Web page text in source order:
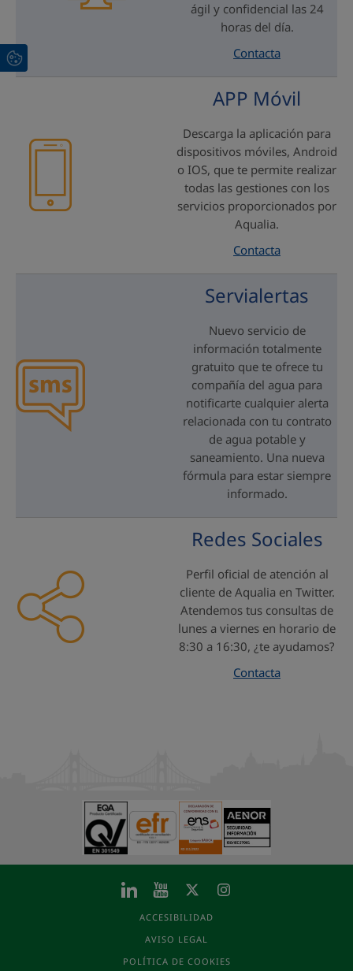
ágil y confidencial las 24
horas del día.
Contacta
APP Móvil
Descarga la aplicación para
dispositivos móviles, Android
o IOS, que te permite realizar
todas las gestiones con los
servicios proporcionados por
Aqualia.
Contacta
Servialertas
Nuevo servicio de
información totalmente
gratuito que te ofrece tu
compañía del agua para
notificarte cualquier alerta
relacionada con tu contrato
de agua potable y
saneamiento. Una nueva
fórmula para estar siempre
informado.
Redes Sociales
Perfil oficial de atención al
cliente de Aqualia en Twitter.
Atendemos tus consultas de
lunes a viernes en horario de
8:30 a 16:30, ¿te ayudamos?
Contacta
ACCESIBILIDAD
AVISO LEGAL
POLÍTICA DE COOKIES